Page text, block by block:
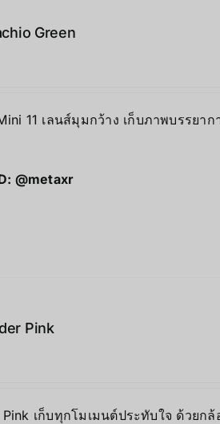
Green
11 เลนส์มุมกว้าง เก็บภาพบรรยา
@metaxr
Pink
เก็บทุกโมเมนต์ประทับใจ ด้วยกล้